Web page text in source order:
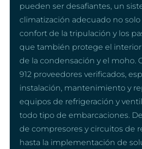
pueden ser desafiantes, un
climatización adecuado no solo
confort de la tripulación y los
que también protege el
de la condensación y el moho.
912 proveedores verificados,
instalación, mantenimiento y
equipos de refrigeración y
todo tipo de embarcaciones.
de compresores y circuitos de
hasta la implementación de